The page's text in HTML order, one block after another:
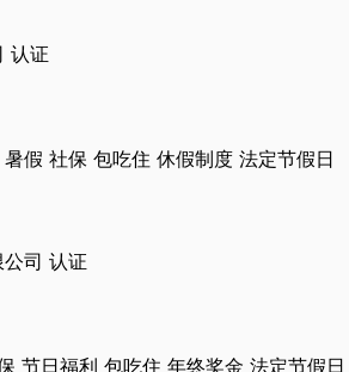
认证
假 社保 包吃住 休假制度 法定节假日
司 认证
节日福利 包吃住 年终奖金 法定节假日